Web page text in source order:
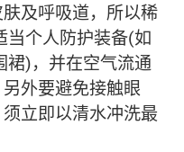
及呼吸道，所以稀
当个人防护装备(如
裙)，并在空气流通
外要避免接触眼
立即以清水冲洗最